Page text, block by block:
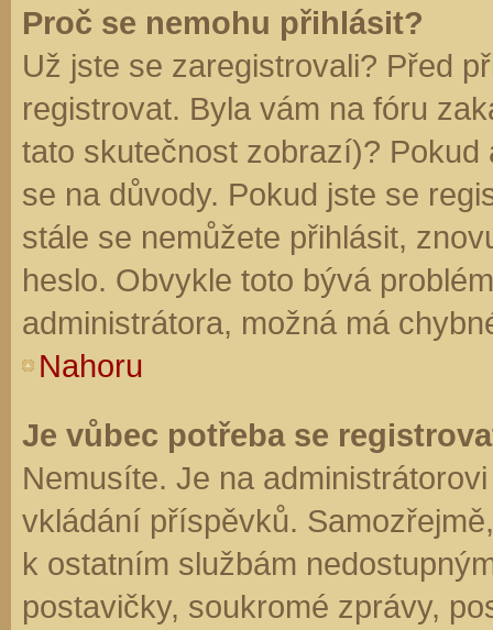
Proč se nemohu přihlásit?
Už jste se zaregistrovali? Před
registrovat. Byla vám na fóru
tato skutečnost zobrazí)?
se na důvody. Pokud jste se
stále se nemůžete přihlásit,
heslo. Obvykle toto bývá
administrátora, možná má
Nahoru
Je vůbec potřeba se
Nemusíte. Je na
vkládání příspěvků.
k ostatním službám
postavičky, soukromé zprávy,